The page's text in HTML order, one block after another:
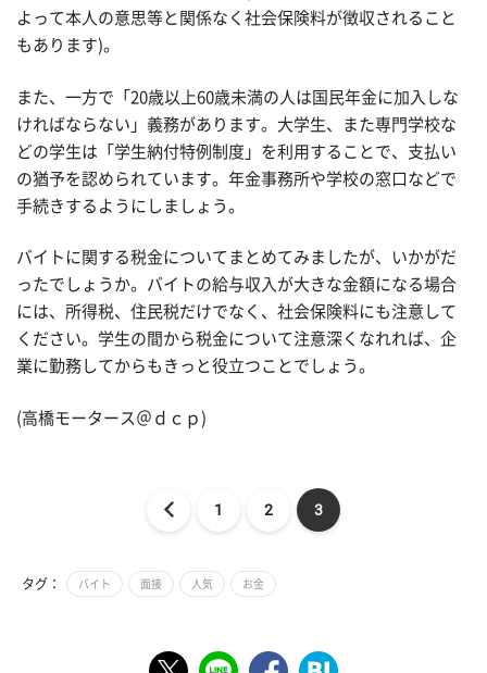
よって本人の意思等と関係なく社会保険料が徴収されること
もあります)。
また、一方で「20歳以上60歳未満の人は国民年金に加入しな
ければならない」義務があります。大学生、また専門学校な
どの学生は「学生納付特例制度」を利用することで、支払い
の猶予を認められています。年金事務所や学校の窓口などで
手続きするようにしましょう。
バイトに関する税金についてまとめてみましたが、いかがだ
ったでしょうか。バイトの給与収入が大きな金額になる場合
には、所得税、住民税だけでなく、社会保険料にも注意して
ください。学生の間から税金について注意深くなれれば、企
業に勤務してからもきっと役立つことでしょう。
(高橋モータース＠ｄｃｐ)
1 2 3
タグ： バイト 面接 人気 お金